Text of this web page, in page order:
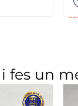
fes un